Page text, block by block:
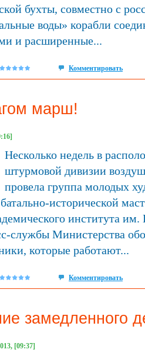
бухты, совместно с
воды» корабли
и расширенные...
Комментировать
марш!
Несколько недель в
штурмовой дивизии
провела группа молодых
исторической
института
службы Министерства
которые работают...
Комментировать
замедленного
[09:37]